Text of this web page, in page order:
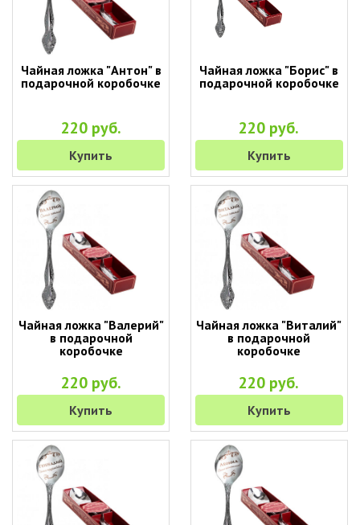
Чайная ложка "Антон" в
подарочной коробочке
220 руб.
Купить
Чайная ложка "Борис" в
подарочной коробочке
220 руб.
Купить
Чайная ложка "Валерий"
в подарочной
коробочке
220 руб.
Купить
Чайная ложка "Виталий"
в подарочной
коробочке
220 руб.
Купить